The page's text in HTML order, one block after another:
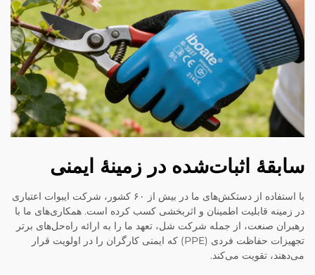
سابقهٔ اثبات‌شده در زمینهٔ ایمنی
با استفاده از دستکش‌های ما در بیش از ۶۰ کشور، شرکت ایبوات اعتباری
در زمینه قابلیت اطمینان و اثربخشی کسب کرده است. همکاری‌های ما با
رهبران صنعت، از جمله شرکت شل، تعهد ما را به ارائه راه‌حل‌های برتر
تجهیزات حفاظت فردی (PPE) که ایمنی کارگران را در اولویت قرار
می‌دهند، تقویت می‌کند.